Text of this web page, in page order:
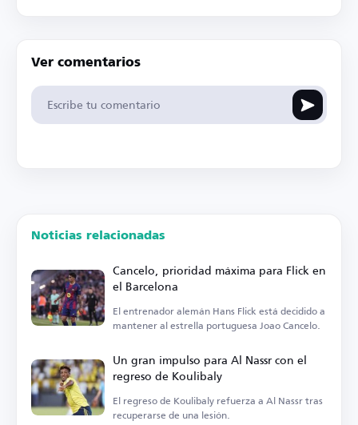
Ver comentarios
Noticias relacionadas
Cancelo, prioridad máxima para Flick en
el Barcelona
El entrenador alemán Hans Flick está decidido a
mantener al estrella portuguesa Joao Cancelo.
Un gran impulso para Al Nassr con el
regreso de Koulibaly
El regreso de Koulibaly refuerza a Al Nassr tras
recuperarse de una lesión.